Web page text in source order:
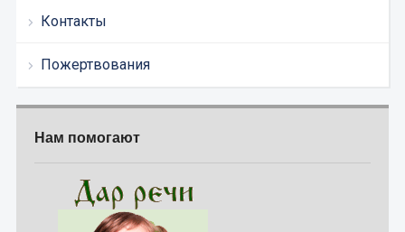
Контакты
Пожертвования
Нам помогают